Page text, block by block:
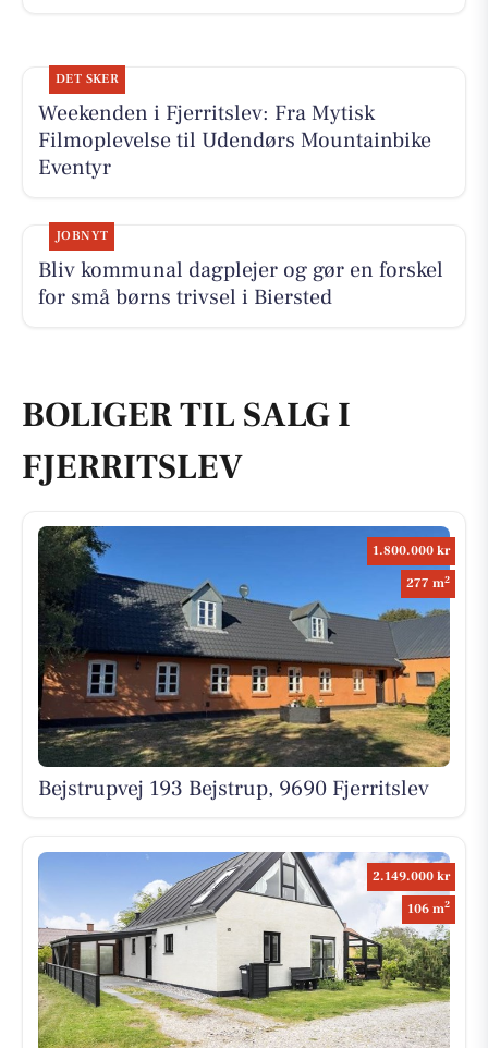
DET SKER
Weekenden i Fjerritslev: Fra Mytisk
Filmoplevelse til Udendørs Mountainbike
Eventyr
JOBNYT
Bliv kommunal dagplejer og gør en forskel
for små børns trivsel i Biersted
BOLIGER TIL SALG I
FJERRITSLEV
1.800.000 kr
277 m2
Bejstrupvej 193 Bejstrup, 9690 Fjerritslev
2.149.000 kr
106 m2